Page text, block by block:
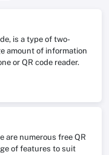
is a type of two-
amount of information
or QR code reader.
are numerous free QR
of features to suit